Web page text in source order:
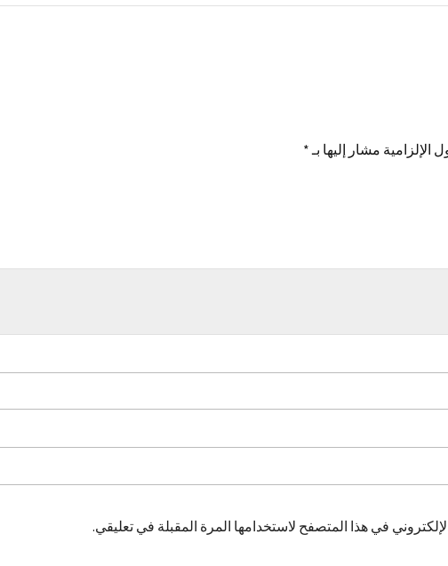
الإلزامية مشار إليها بـ*
في هذا المتصفح لاستخدامها المرة المقبلة في تعليقي.